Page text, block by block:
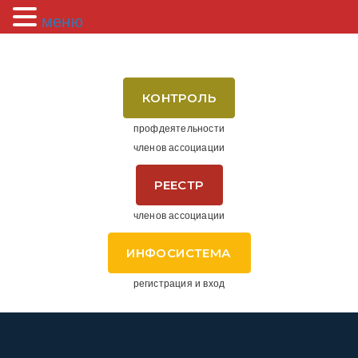
КОНТРОЛЬ
профдеятельности
членов ассоциации
РЕЕСТР
членов ассоциации
ИНФОСИСТЕМА
регистрация и вход
меню